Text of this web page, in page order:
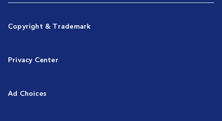
Copyright & Trademark
Privacy Center
Ad Choices